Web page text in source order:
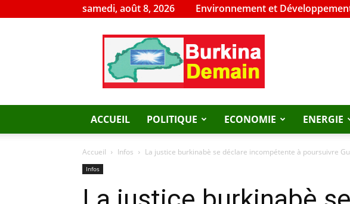
samedi, août 8, 2026 Environnement et
Burkina
Demain
ACCUEIL POLITIQUE ECONOMIE ENERGIE
Accueil Infos La justice burkinabè se déclare incompétente à poursuivre
Infos